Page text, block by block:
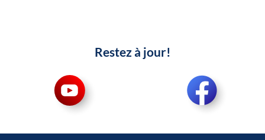
Restez à jour!